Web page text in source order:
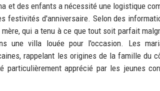
et des enfants a nécessité une logistique
festivités d'anniversaire. Selon des
qui a tenu à ce que tout soit parfait
une villa louée pour l'occasion. Les
rappelant les origines de la famille du
particulièrement apprécié par les jeunes